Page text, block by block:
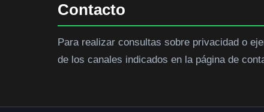
Contacto
Para realizar consultas sobre privacidad o
de los canales indicados en la página de